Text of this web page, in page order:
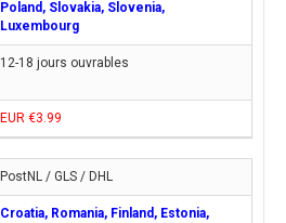
Poland, Slovakia, Slovenia,
Luxembourg
12-18 jours ouvrables
EUR €3.99
PostNL / GLS / DHL
Croatia, Romania, Finland, Estonia,